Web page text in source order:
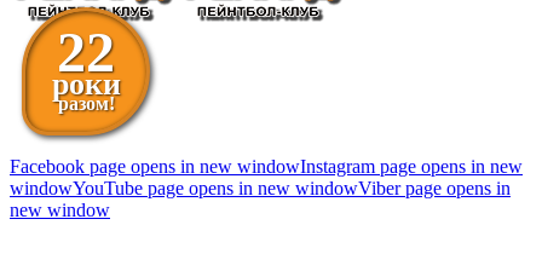
22
роки
разом!
Facebook page opens in new windowInstagram page opens in new
windowYouTube page opens in new windowViber page opens in
new window